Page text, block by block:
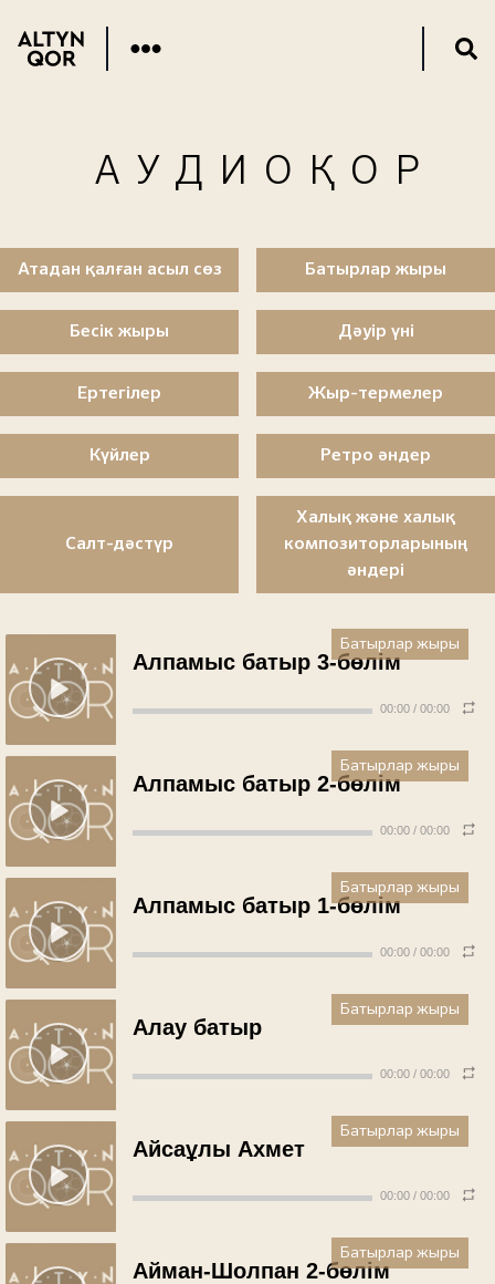
АУДИОҚОР
Атадан қалған асыл сөз Батырлар жыры
Бесік жыры Дәуір үні
Ертегілер Жыр-термелер
Күйлер Ретро әндер
Салт-дәстүр
Халық және халық
композиторларының
әндері
Алпамыс батыр 3-бөлім
00:00 / 00:00
Батырлар жыры
Алпамыс батыр 2-бөлім
00:00 / 00:00
Батырлар жыры
Алпамыс батыр 1-бөлім
00:00 / 00:00
Батырлар жыры
Алау батыр
00:00 / 00:00
Батырлар жыры
Айсаұлы Ахмет
00:00 / 00:00
Батырлар жыры
Айман-Шолпан 2-бөлім
Батырлар жыры